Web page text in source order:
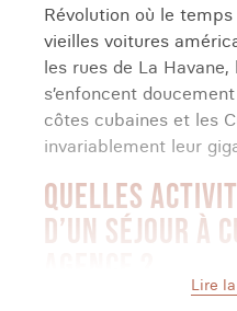
Révolution où le
vieilles voitures
les rues de La
s’enfoncent
côtes cubaines et les
invariablement leur
QUELLES
D’UN SÉJOUR À
Envolez-vous pour
Lire